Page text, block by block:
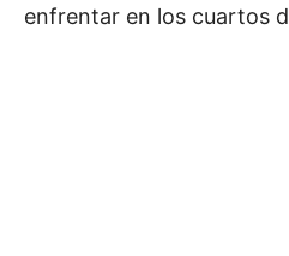
enfrentar en los cuartos